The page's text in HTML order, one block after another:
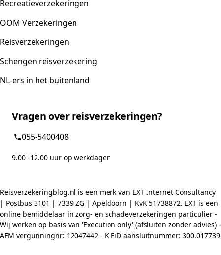
Recreatieverzekeringen
OOM Verzekeringen
Reisverzekeringen
Schengen reisverzekering
NL-ers in het buitenland
Vragen over reisverzekeringen?
055-5400408
9.00 -12.00 uur op werkdagen
Reisverzekeringblog.nl is een merk van EXT Internet Consultancy
| Postbus 3101 | 7339 ZG | Apeldoorn | KvK 51738872. EXT is een
online bemiddelaar in zorg- en schadeverzekeringen particulier -
Wij werken op basis van 'Execution only' (afsluiten zonder advies) -
AFM vergunningnr: 12047442 - KiFiD aansluitnummer: 300.017739